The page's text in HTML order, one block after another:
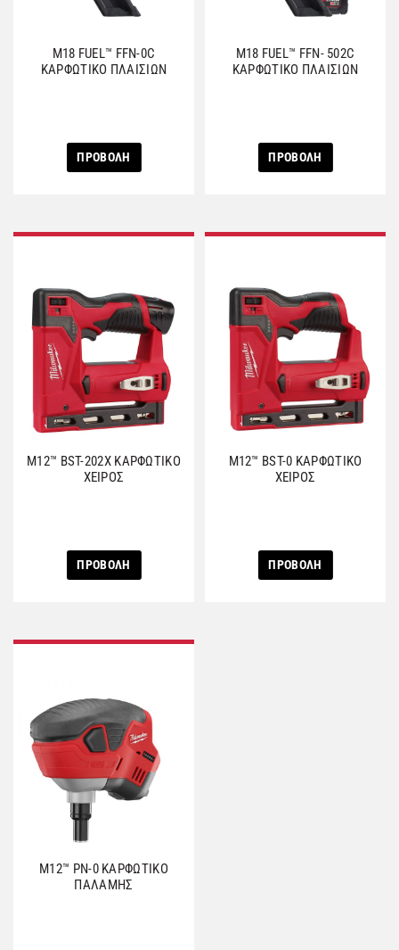
M18 FUEL™ FFN-0C
ΚΑΡΦΩΤΙΚΟ ΠΛΑΙΣΙΩΝ
ΠΡΟΒΟΛΗ
M18 FUEL™ FFN- 502C
ΚΑΡΦΩΤΙΚΟ ΠΛΑΙΣΙΩΝ
ΠΡΟΒΟΛΗ
M12™ BST-202X ΚΑΡΦΩΤΙΚΟ
ΧΕΙΡΟΣ
ΠΡΟΒΟΛΗ
M12™ BST-0 ΚΑΡΦΩΤΙΚΟ
ΧΕΙΡΟΣ
ΠΡΟΒΟΛΗ
M12™ PN-0 ΚΑΡΦΩΤΙΚΟ
ΠΑΛΑΜΗΣ